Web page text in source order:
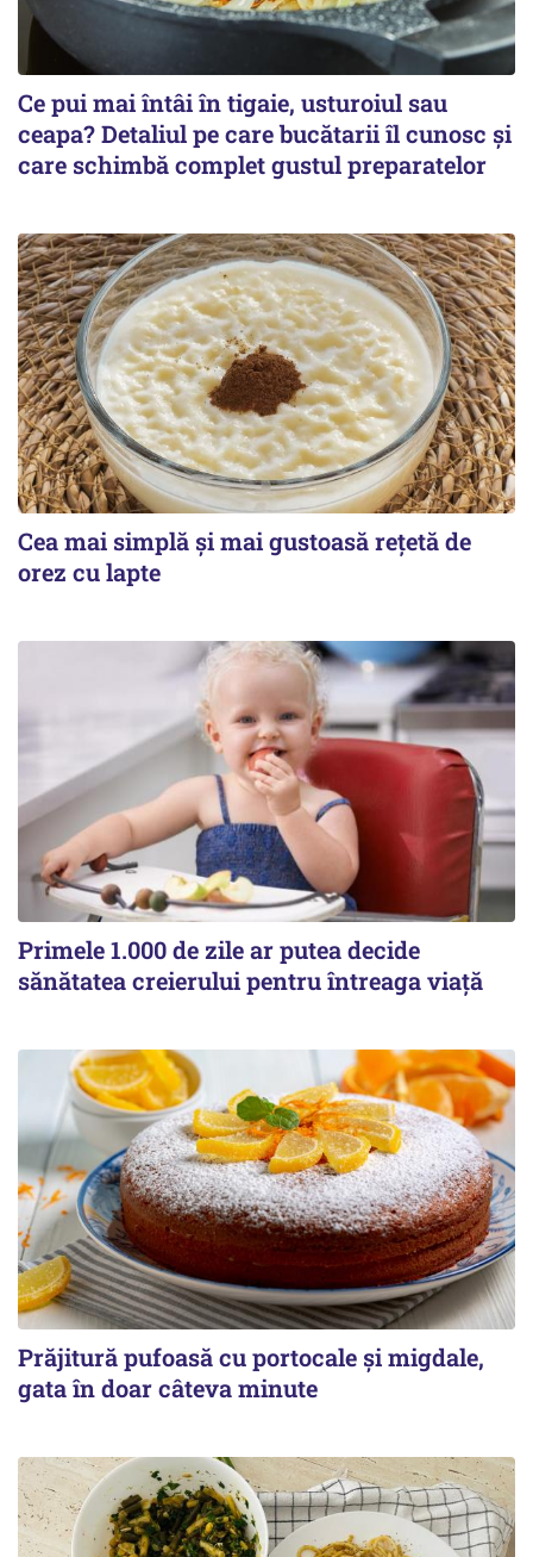
Ce pui mai întâi în tigaie, usturoiul sau
ceapa? Detaliul pe care bucătarii îl cunosc și
care schimbă complet gustul preparatelor
Cea mai simplă și mai gustoasă rețetă de
orez cu lapte
Primele 1.000 de zile ar putea decide
sănătatea creierului pentru întreaga viață
Prăjitură pufoasă cu portocale și migdale,
gata în doar câteva minute